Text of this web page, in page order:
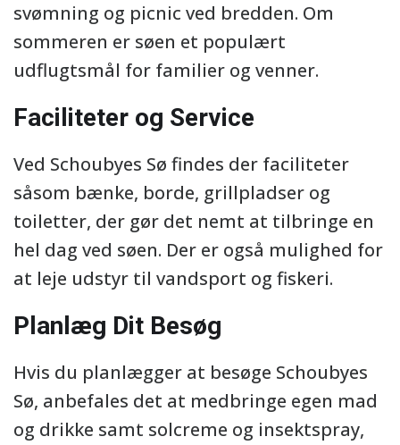
svømning og picnic ved bredden. Om
sommeren er søen et populært
udflugtsmål for familier og venner.
Faciliteter og Service
Ved Schoubyes Sø findes der faciliteter
såsom bænke, borde, grillpladser og
toiletter, der gør det nemt at tilbringe en
hel dag ved søen. Der er også mulighed for
at leje udstyr til vandsport og fiskeri.
Planlæg Dit Besøg
Hvis du planlægger at besøge Schoubyes
Sø, anbefales det at medbringe egen mad
og drikke samt solcreme og insektspray,